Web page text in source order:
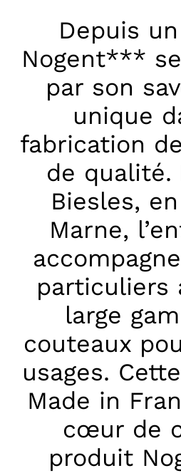
Depuis
Nogent***
par son
unique
fabrication
de qualité.
Biesles,
Marne,
particuliers
large
couteaux
usages.
Made in
cœur de
produit